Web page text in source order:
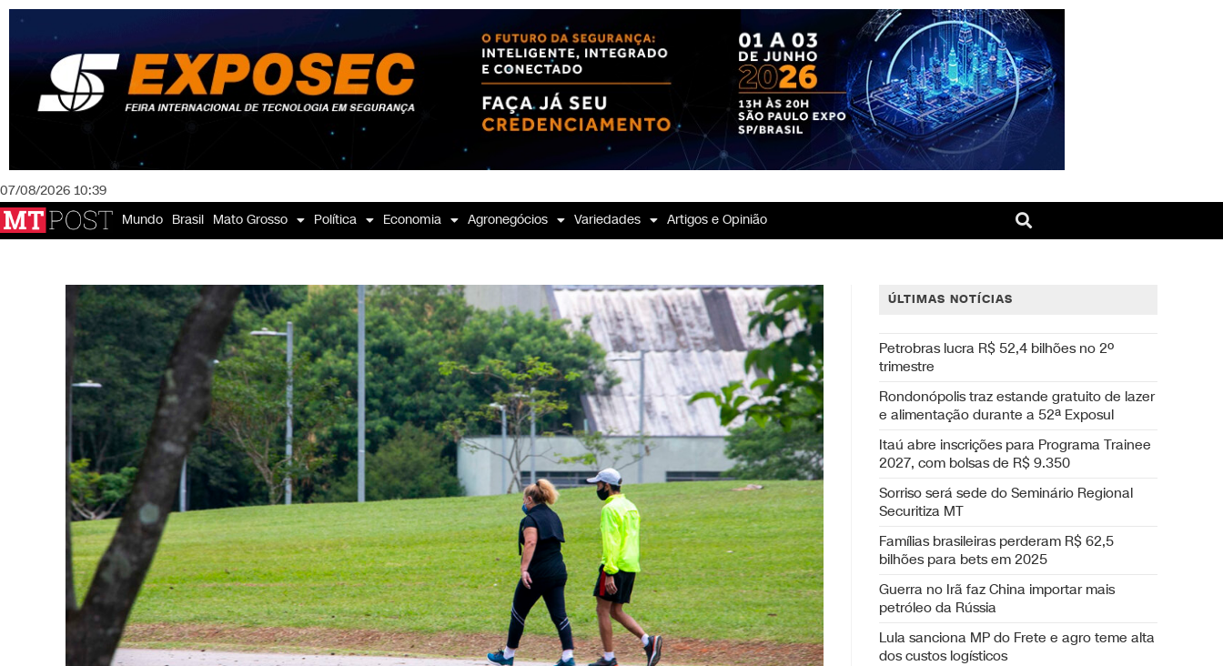
07/08/2026 10:39
Mundo Brasil Mato Grosso Política Economia Agronegócios Variedades Artigos e Opinião
ÚLTIMAS NOTÍCIAS
Petrobras lucra R$ 52,4 bilhões no 2º
trimestre
Rondonópolis traz estande gratuito de lazer
e alimentação durante a 52ª Exposul
Itaú abre inscrições para Programa Trainee
2027, com bolsas de R$ 9.350
Sorriso será sede do Seminário Regional
Securitiza MT
Famílias brasileiras perderam R$ 62,5
bilhões para bets em 2025
Guerra no Irã faz China importar mais
petróleo da Rússia
Lula sanciona MP do Frete e agro teme alta
dos custos logísticos